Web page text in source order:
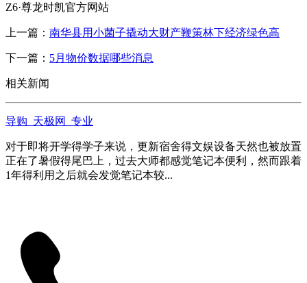
Z6·尊龙时凯官方网站
上一篇： 南华县用小菌子撬动大财产鞭策林下经济绿色高
下一篇： 5月物价数据哪些消息
相关新闻
导购_天极网_专业
对于即将开学得学子来说，更新宿舍得文娱设备天然也被放置
正在了暑假得尾巴上，过去大师都感觉笔记本便利，然而跟着
1年得利用之后就会发觉笔记本较...